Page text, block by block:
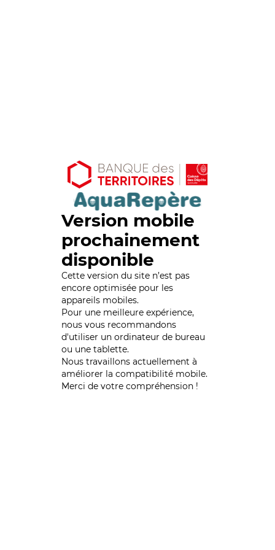
Version mobile
prochainement
disponible
Cette version du site n’est pas
encore optimisée pour les
appareils mobiles.
Pour une meilleure expérience,
nous vous recommandons
d'utiliser un ordinateur de bureau
ou une tablette.
Nous travaillons actuellement à
améliorer la compatibilité mobile.
Merci de votre compréhension !